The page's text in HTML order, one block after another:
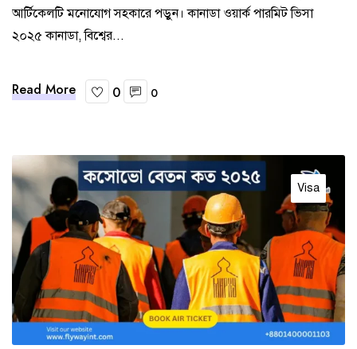
আর্টিকেলটি মনোযোগ সহকারে পড়ুন। কানাডা ওয়ার্ক পারমিট ভিসা
২০২৫ কানাডা, বিশ্বের...
Read More 0 0
Visa